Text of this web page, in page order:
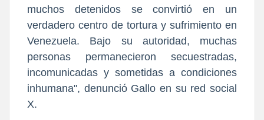
muchos detenidos se convirtió en un
verdadero centro de tortura y sufrimiento en
Venezuela. Bajo su autoridad, muchas
personas permanecieron secuestradas,
incomunicadas y sometidas a condiciones
inhumana", denunció Gallo en su red social
X.